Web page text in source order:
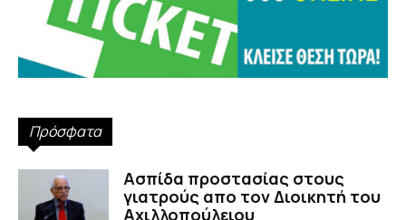
Πρόσφατα
Ασπίδα προστασίας στους
γιατρούς απο τον Διοικητή του
Αχιλλοπούλειου